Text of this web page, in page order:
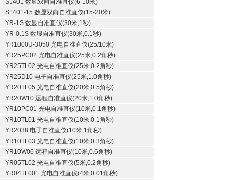
S1401 数显双向自准直仪(6-10米)
S1401-15 数显双向自准直仪(15-20米)
YR-1S 数显自准直仪(30米,1秒)
YR-0.1S 数显自准直仪(30米,0.1秒)
YR1000U-3050 光电自准直仪(25/10米)
YR25PC02 光电自准直仪(25米,0.2角秒)
YR25TL02 光电自准直仪(25米,0.2角秒)
YR25D10 电子自准直仪(25米,1.0角秒)
YR20TL05 光电自准直仪(20米,0.5角秒)
YR20W10 远程自准直仪(20米,1.0角秒)
YR10PC01 光电自准直仪(10米,0.1角秒)
YR10TL01 光电自准直仪(10米,0.1角秒)
YR2038 电子自准直仪(10米,1角秒)
YR10TL03 光电自准直仪(10米,0.3角秒)
YR10W06 远程自准直仪(10米,0.6角秒)
YR05TL02 光电自准直仪(5米,0.2角秒)
YR04TL001 光电自准直仪(4米,0.01角秒)